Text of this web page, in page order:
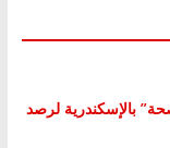
بالإسكندرية لرصد